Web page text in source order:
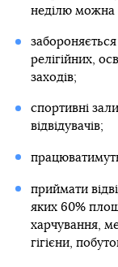
неділю можна
релігійних,
заходів;
спортивні
відвідувачів;
приймати
яких 60%
харчування,
гігієни,